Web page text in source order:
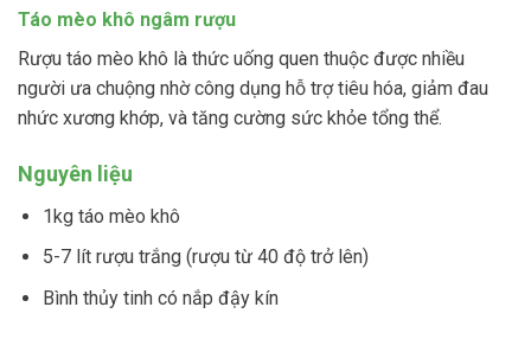
Táo mèo khô ngâm rượu
Rượu táo mèo khô là thức uống quen thuộc được nhiều
người ưa chuộng nhờ công dụng hỗ trợ tiêu hóa, giảm đau
nhức xương khớp, và tăng cường sức khỏe tổng thể.
Nguyên liệu
1kg táo mèo khô
5-7 lít rượu trắng (rượu từ 40 độ trở lên)
Bình thủy tinh có nắp đậy kín